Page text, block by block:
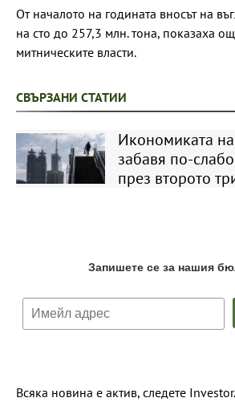
От началото на годината вносът на
на сто до 257,3 млн. тона, показаха
митническите власти.
СВЪРЗАНИ СТАТИИ
Икономиката
забавя по-
през второто
Всяка новина е актив, следете